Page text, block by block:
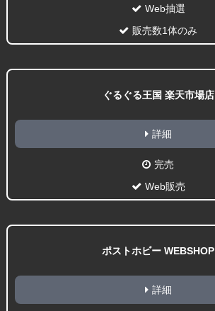
Web抽選
販売数1体のみ
ぐるぐる王国 楽天市場店
詳細
完売
Web販売
ポストホビー WEBSHOP
詳細